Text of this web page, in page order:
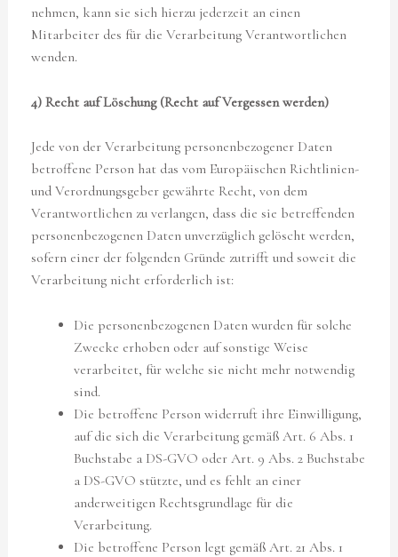
nehmen, kann sie sich hierzu jederzeit an einen
Mitarbeiter des für die Verarbeitung Verantwortlichen
wenden.
4) Recht auf Löschung (Recht auf Vergessen werden)
Jede von der Verarbeitung personenbezogener Daten
betroffene Person hat das vom Europäischen Richtlinien-
und Verordnungsgeber gewährte Recht, von dem
Verantwortlichen zu verlangen, dass die sie betreffenden
personenbezogenen Daten unverzüglich gelöscht werden,
sofern einer der folgenden Gründe zutrifft und soweit die
Verarbeitung nicht erforderlich ist:
Die personenbezogenen Daten wurden für solche
Zwecke erhoben oder auf sonstige Weise
verarbeitet, für welche sie nicht mehr notwendig
sind.
Die betroffene Person widerruft ihre Einwilligung,
auf die sich die Verarbeitung gemäß Art. 6 Abs. 1
Buchstabe a DS-GVO oder Art. 9 Abs. 2 Buchstabe
a DS-GVO stützte, und es fehlt an einer
anderweitigen Rechtsgrundlage für die
Verarbeitung.
Die betroffene Person legt gemäß Art. 21 Abs. 1